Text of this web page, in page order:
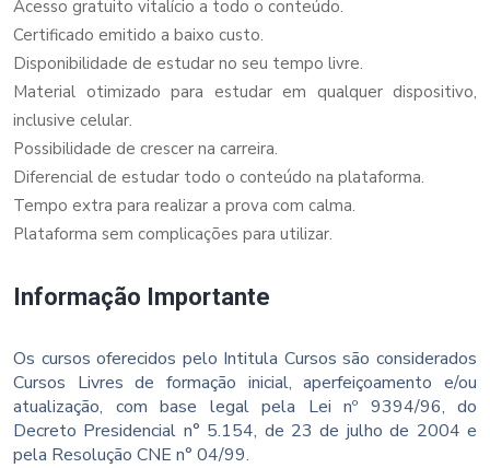
Acesso gratuito vitalício a todo o conteúdo.
Certificado emitido a baixo custo.
Disponibilidade de estudar no seu tempo livre.
Material otimizado para estudar em qualquer dispositivo,
inclusive celular.
Possibilidade de crescer na carreira.
Diferencial de estudar todo o conteúdo na plataforma.
Tempo extra para realizar a prova com calma.
Plataforma sem complicações para utilizar.
Informação Importante
Os cursos oferecidos pelo Intitula Cursos são considerados
Cursos Livres de formação inicial, aperfeiçoamento e/ou
atualização, com base legal pela Lei nº 9394/96, do
Decreto Presidencial n° 5.154, de 23 de julho de 2004 e
pela Resolução CNE n° 04/99.